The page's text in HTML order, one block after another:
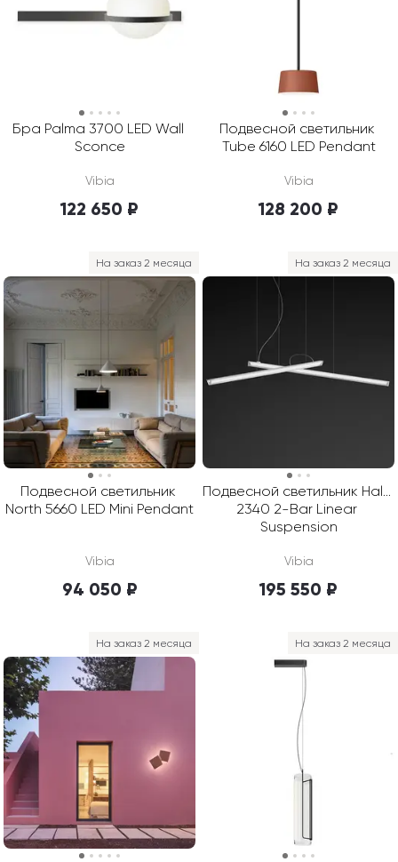
Бра Palma 3700 LED Wall
Sconce
Vibia
122 650 ₽
Подвесной светильник
Tube 6160 LED Pendant
Vibia
128 200 ₽
Подвесной светильник
North 5660 LED Mini Pendant
Vibia
94 050 ₽
На заказ 2 месяца
Подвесной светильник Halo
2340 2-Bar Linear
Suspension
Vibia
195 550 ₽
На заказ 2 месяца
На заказ 2 месяца На заказ 2 месяца